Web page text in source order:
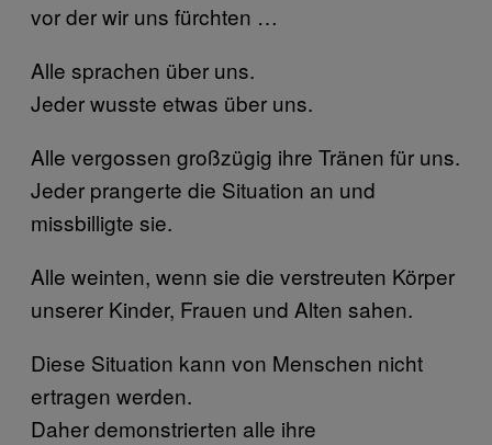
vor der wir uns fürchten …
Alle sprachen über uns.
Jeder wusste etwas über uns.
Alle vergossen großzügig ihre Tränen für uns.
Jeder prangerte die Situation an und
missbilligte sie.
Alle weinten, wenn sie die verstreuten Körper
unserer Kinder, Frauen und Alten sahen.
Diese Situation kann von Menschen nicht
ertragen werden.
Daher demonstrierten alle ihre